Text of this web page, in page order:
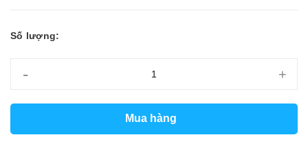
Số lượng:
- +
Mua hàng